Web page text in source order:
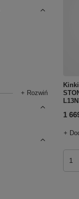
+ Rozwiń
1
+